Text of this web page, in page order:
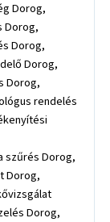
Dorog,
Dorog,
Dorog,
Dorog,
Dorog,
rendelés
szűrés Dorog,
Dorog,
Dorog,